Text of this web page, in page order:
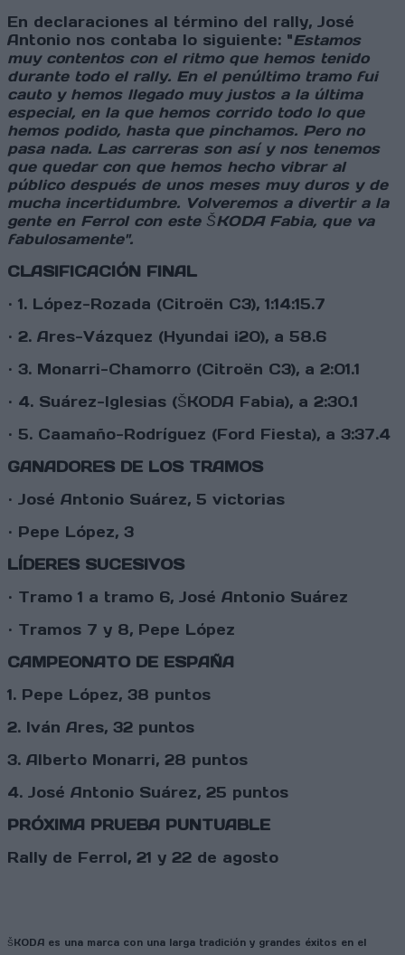
En declaraciones al término del rally, José
Antonio nos contaba lo siguiente: "Estamos
muy contentos con el ritmo que hemos tenido
durante todo el rally. En el penúltimo tramo fui
cauto y hemos llegado muy justos a la última
especial, en la que hemos corrido todo lo que
hemos podido, hasta que pinchamos. Pero no
pasa nada. Las carreras son así y nos tenemos
que quedar con que hemos hecho vibrar al
público después de unos meses muy duros y de
mucha incertidumbre. Volveremos a divertir a la
gente en Ferrol con este ŠKODA Fabia, que va
fabulosamente".
CLASIFICACIÓN FINAL
· 1. López-Rozada (Citroën C3), 1:14:15.7
· 2. Ares-Vázquez (Hyundai i20), a 58.6
· 3. Monarri-Chamorro (Citroën C3), a 2:01.1
· 4. Suárez-Iglesias (ŠKODA Fabia), a 2:30.1
· 5. Caamaño-Rodríguez (Ford Fiesta), a 3:37.4
GANADORES DE LOS TRAMOS
· José Antonio Suárez, 5 victorias
· Pepe López, 3
LÍDERES SUCESIVOS
· Tramo 1 a tramo 6, José Antonio Suárez
· Tramos 7 y 8, Pepe López
CAMPEONATO DE ESPAÑA
1. Pepe López, 38 puntos
2. Iván Ares, 32 puntos
3. Alberto Monarri, 28 puntos
4. José Antonio Suárez, 25 puntos
PRÓXIMA PRUEBA PUNTUABLE
Rally de Ferrol, 21 y 22 de agosto
ŠKODA es una marca con una larga tradición y grandes éxitos en el